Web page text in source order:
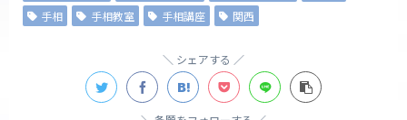
手相
手相教室 手相講座 関西
シェアする